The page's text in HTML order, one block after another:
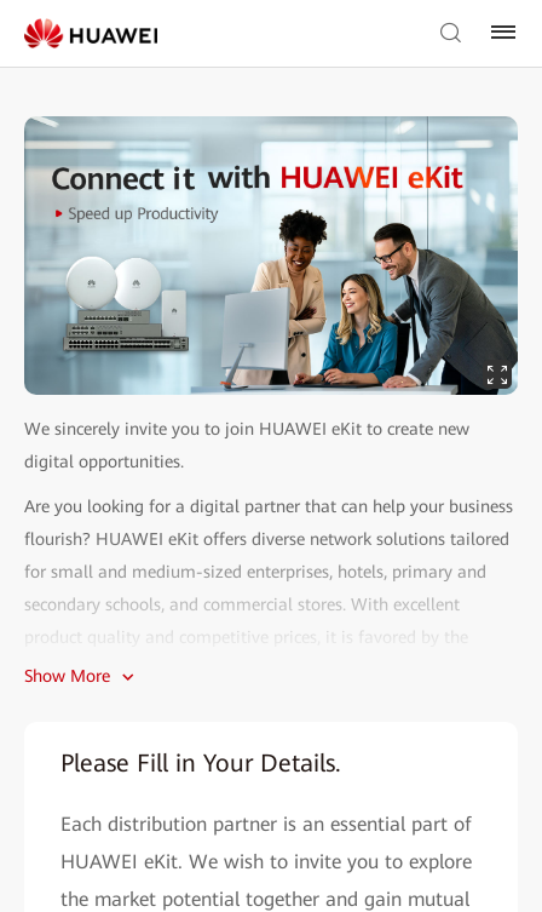
We sincerely invite you to join HUAWEI eKit to create new
digital opportunities.
Are you looking for a digital partner that can help your business
flourish? HUAWEI eKit offers diverse network solutions tailored
for small and medium-sized enterprises, hotels, primary and
secondary schools, and commercial stores. With excellent
product quality and competitive prices, it is favored by the
market.
network deployment within 2 minutes. With AI, network
problems can be resolved in seconds, and remote O&M is more
convenient.
Show More
Please Fill in Your Details.
Each distribution partner is an essential part of
HUAWEI eKit. We wish to invite you to explore
the market potential together and gain mutual